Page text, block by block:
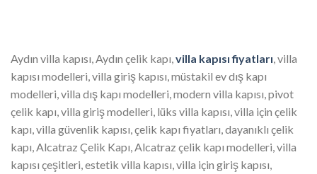
Aydın villa kapısı, Aydın çelik kapı, villa kapısı fiyatları , villa
kapısı modelleri, villa giriş kapısı, müstakil ev dış kapı
modelleri, villa dış kapı modelleri, modern villa kapısı, pivot
çelik kapı, villa giriş modelleri, lüks villa kapısı, villa için çelik
kapı, villa güvenlik kapısı, çelik kapı fiyatları, dayanıklı çelik
kapı, Alcatraz Çelik Kapı, Alcatraz çelik kapı modelleri, villa
kapısı çeşitleri, estetik villa kapısı, villa için giriş kapısı,